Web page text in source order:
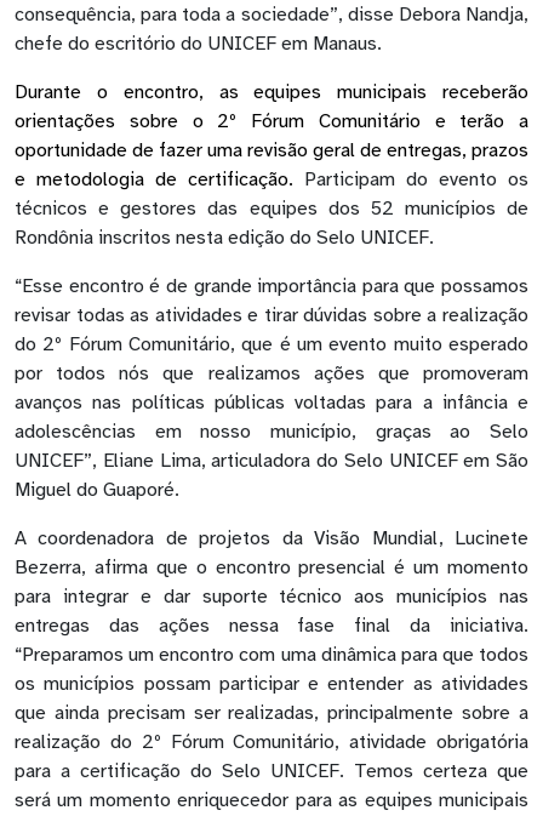
consequência, para toda a sociedade”, disse Debora Nandja,
chefe do escritório do UNICEF em Manaus.
Durante o encontro, as equipes municipais receberão
orientações sobre o 2º Fórum Comunitário e terão a
oportunidade de fazer uma revisão geral de entregas, prazos
e metodologia de certificação. Participam do evento os
técnicos e gestores das equipes dos 52 municípios de
Rondônia inscritos nesta edição do Selo UNICEF.
“Esse encontro é de grande importância para que possamos
revisar todas as atividades e tirar dúvidas sobre a realização
do 2º Fórum Comunitário, que é um evento muito esperado
por todos nós que realizamos ações que promoveram
avanços nas políticas públicas voltadas para a infância e
adolescências em nosso município, graças ao Selo
UNICEF”, Eliane Lima, articuladora do Selo UNICEF em São
Miguel do Guaporé.
A coordenadora de projetos da Visão Mundial, Lucinete
Bezerra, afirma que o encontro presencial é um momento
para integrar e dar suporte técnico aos municípios nas
entregas das ações nessa fase final da iniciativa.
“Preparamos um encontro com uma dinâmica para que todos
os municípios possam participar e entender as atividades
que ainda precisam ser realizadas, principalmente sobre a
realização do 2º Fórum Comunitário, atividade obrigatória
para a certificação do Selo UNICEF. Temos certeza que
será um momento enriquecedor para as equipes municipais